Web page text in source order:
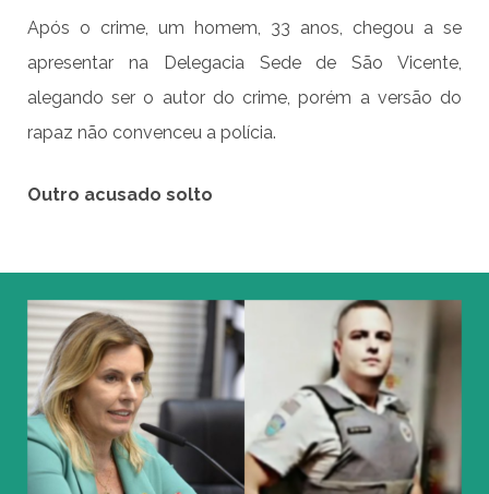
Após o crime, um homem, 33 anos, chegou a se
apresentar na Delegacia Sede de São Vicente,
alegando ser o autor do crime, porém a versão do
rapaz não convenceu a polícia.
Outro acusado solto